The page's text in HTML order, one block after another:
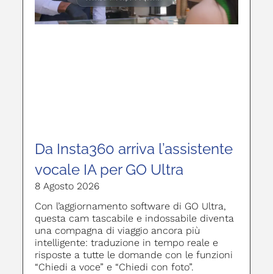
Da Insta360 arriva l’assistente
vocale IA per GO Ultra
8 Agosto 2026
Con l’aggiornamento software di GO Ultra,
questa cam tascabile e indossabile diventa
una compagna di viaggio ancora più
intelligente: traduzione in tempo reale e
risposte a tutte le domande con le funzioni
“Chiedi a voce” e “Chiedi con foto”.